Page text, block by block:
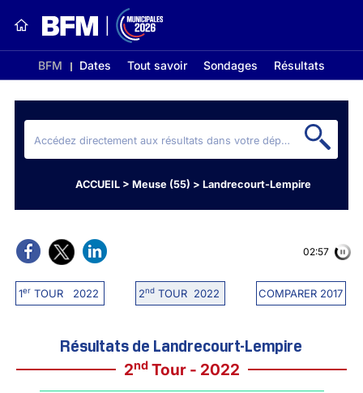
BFM Dates Tout savoir Sondages Résultats
ACCUEIL> Meuse (55) > Landrecourt-Lempire
1erTOUR 2022 2ndTOUR 2022 COMPARER 2017
02:56
Résultats de Landrecourt-Lempire
2ndTour - 2022